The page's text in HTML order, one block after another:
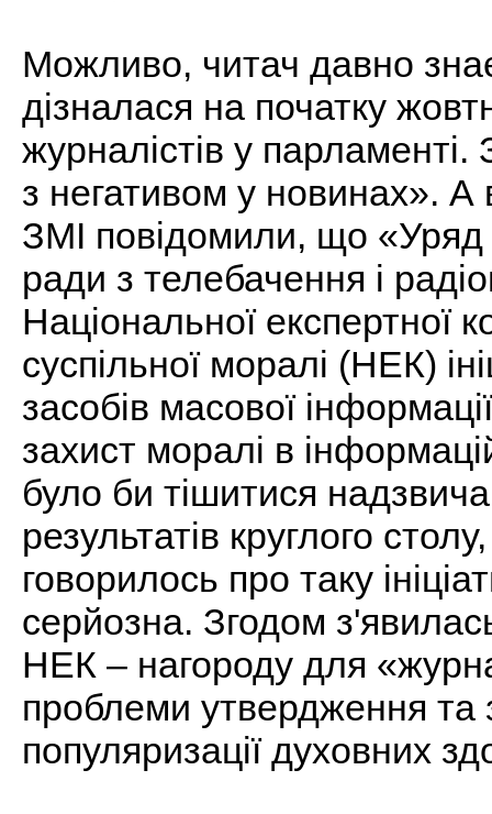
Можливо, читач давно
дізналася на початку
журналістів у
з негативом у новинах». А
ЗМІ повідомили, що «Уряд
ради з телебачення і
Національної експертної
суспільної моралі (НЕК)
засобів масової
захист моралі в
було би тішитися
результатів круглого
говорилось про таку
серйозна. Згодом
НЕК – нагороду для
проблеми утвердження та
популяризації духовних